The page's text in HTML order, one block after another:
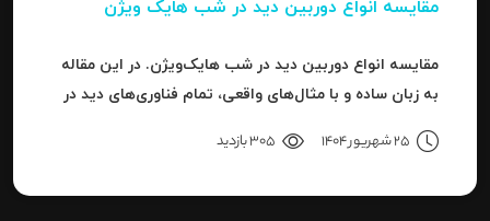
مقایسه انواع دوربین دید در شب هایک‌ ویژن
مقایسه انواع دوربین دید در شب هایک‌ویژن. در این مقاله
به زبان ساده و با مثال‌های واقعی، تمام فناوری‌های دید در
25 شهریور 1404 305 بازدید